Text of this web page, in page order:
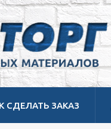
СДЕЛАТЬ ЗАКАЗ